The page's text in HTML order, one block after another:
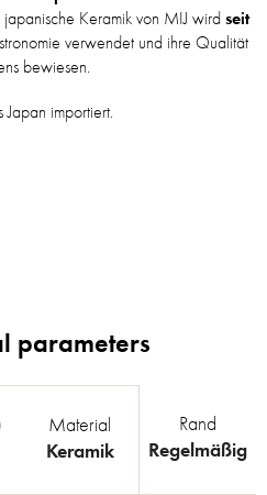
japanische Keramik von MIJ wirdseit
verwendet und ihre Qualität
bewiesen.
importiert.
Material
Keramik
Rand
Regelmäßig